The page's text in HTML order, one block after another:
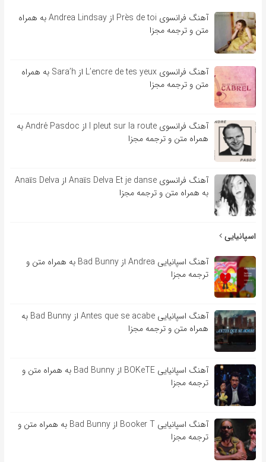
آهنگ فرانسوی Près de toi از Andrea Lindsay به همراه
متن و ترجمه مجزا
آهنگ فرانسوی L’encre de tes yeux از Sara’h به همراه
متن و ترجمه مجزا
آهنگ فرانسوی l pleut sur la route از André Pasdoc به
همراه متن و ترجمه مجزا
آهنگ فرانسوی Anaïs Delva Et je danse از Anaïs Delva
به همراه متن و ترجمه مجزا
اسپانیایی
آهنگ اسپانیایی Andrea از Bad Bunny به همراه متن و
ترجمه مجزا
آهنگ اسپانیایی Antes que se acabe از Bad Bunny به
همراه متن و ترجمه مجزا
آهنگ اسپانیایی BOKeTE از Bad Bunny به همراه متن و
ترجمه مجزا
آهنگ اسپانیایی Booker T از Bad Bunny به همراه متن و
ترجمه مجزا